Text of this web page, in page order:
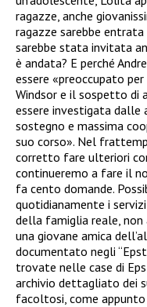
ragazze, anche
ragazze sarebbe entrata
sarebbe stata invitata
è andata? E perché
essere «preoccupato
Windsor e il sospetto di
essere investigata
sostegno e massima
suo corso». Nel
corretto fare ulteriori
continueremo a fare il
fa cento domande.
quotidianamente i
della famiglia reale, non
una giovane amica
documentato negli
trovate nelle case di
archivio dettagliato dei
facoltosi, come appunto